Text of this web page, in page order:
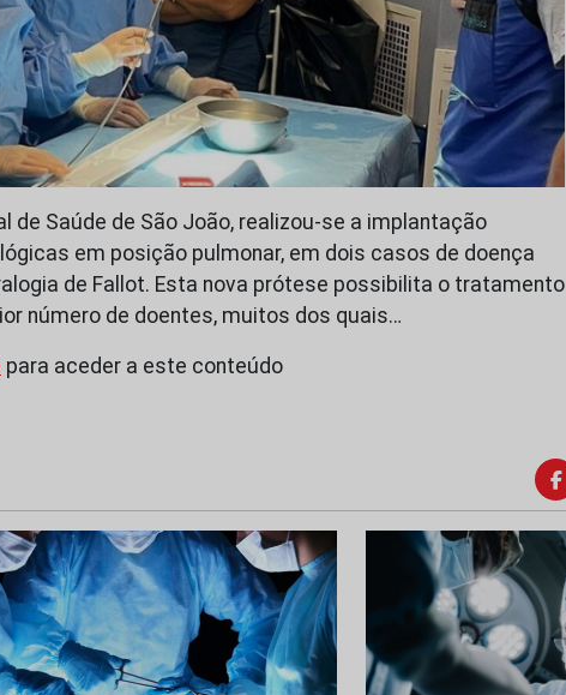
de Saúde de São João, realizou-se a implantação
em posição pulmonar, em dois casos de doença
de Fallot. Esta nova prótese possibilita o tratamento
número de doentes, muitos dos quais…
para aceder a este conteúdo